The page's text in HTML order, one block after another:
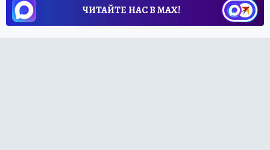
ЧИТАЙТЕ НАС В МАХ!